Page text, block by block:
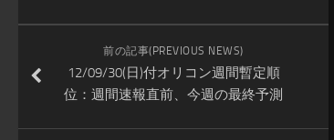
前の記事(PREVIOUS NEWS)
12/09/30(日)付オリコン週間暫定順
位：週間速報直前、今週の最終予測